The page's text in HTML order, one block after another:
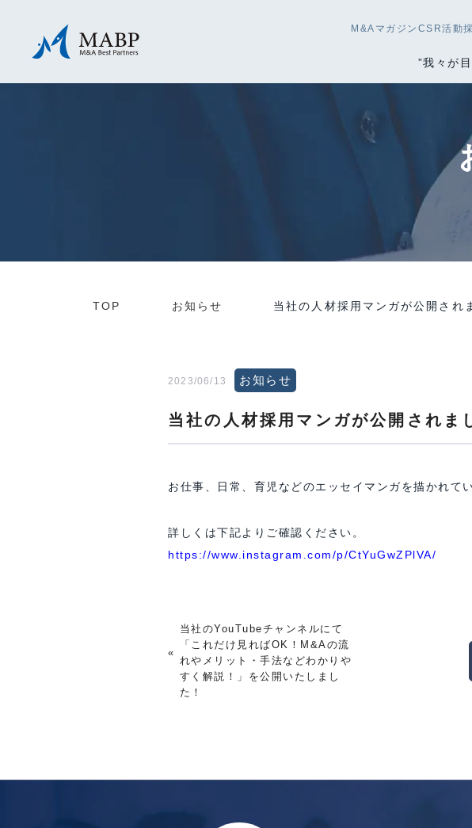
M&Aマガジン CSR活動
”我々が
TOP お知らせ 当社の人材採用マンガが公開され
2023/06/13 お知らせ
当社の人材採用マンガが公開されま
お仕事、日常、育児などのエッセイマンガを描かれて
詳しくは下記よりご確認ください。
https://www.instagram.com/p/CtYuGwZPlVA/
«
当社のYouTubeチャンネルにて
「これだけ見ればOK！M&Aの流
れやメリット・手法などわかりや
すく解説！」を公開いたしまし
た！